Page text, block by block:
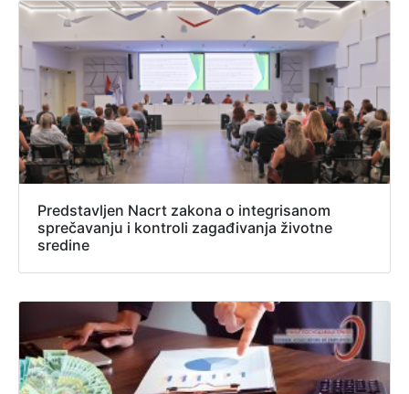
Predstavljen Nacrt zakona o integrisanom
sprečavanju i kontroli zagađivanja životne
sredine